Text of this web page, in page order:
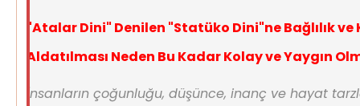
"Atalar Dini" Denilen "Statüko Dini"ne Bağlılık ve
Aldatılması Neden Bu Kadar Kolay ve Yaygın
İnsanların çoğunluğu, düşünce, inanç ve hayat